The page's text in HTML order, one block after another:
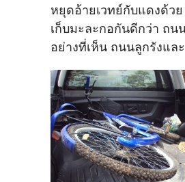
หยุดอ้ายเวทย์กับแดงด้ว
เก็บมะละกอกันดีกว่า ถน
อย่างที่เห็น ถนนลูกรังแล